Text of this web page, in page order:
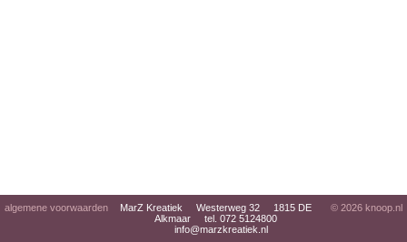
algemene voorwaarden
MarZ Kreatiek Westerweg 32 1815 DE
Alkmaar tel. 072 5124800
info@marzkreatiek.nl
© 2026 knoop.nl